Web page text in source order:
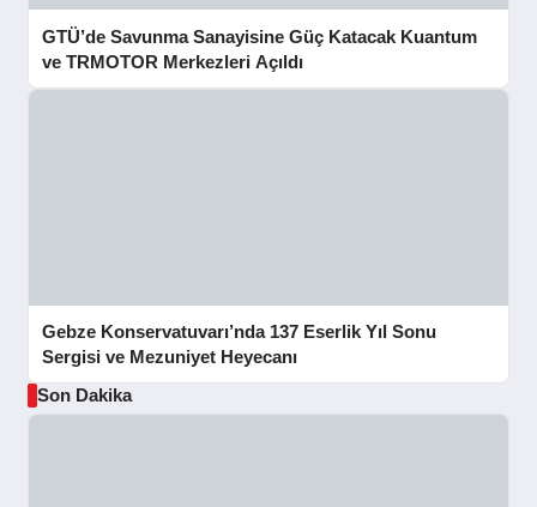
GTÜ’de Savunma Sanayisine Güç Katacak Kuantum
ve TRMOTOR Merkezleri Açıldı
Gebze Konservatuvarı’nda 137 Eserlik Yıl Sonu
Sergisi ve Mezuniyet Heyecanı
Son Dakika